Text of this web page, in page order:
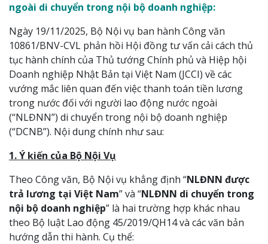
ngoài di chuyển trong nội bộ doanh nghiệp:
Ngày 19/11/2025, Bộ Nội vụ ban hành Công văn
10861/BNV-CVL phản hồi Hội đồng tư vấn cải cách thủ
tục hành chính của Thủ tướng Chính phủ và Hiệp hội
Doanh nghiệp Nhật Bản tại Việt Nam (JCCI) về các
vướng mắc liên quan đến việc thanh toán tiền lương
trong nước đối với người lao động nước ngoài
(“NLĐNN”) di chuyển trong nội bộ doanh nghiệp
(“DCNB”). Nội dung chính như sau:
1. Ý kiến của Bộ Nội Vụ
Theo Công văn, Bộ Nội vụ khẳng định “NLĐNN được
trả lương tại Việt Nam” và “NLĐNN di chuyển trong
nội bộ doanh nghiệp” là hai trường hợp khác nhau
theo Bộ luật Lao động 45/2019/QH14 và các văn bản
hướng dẫn thi hành. Cụ thể: